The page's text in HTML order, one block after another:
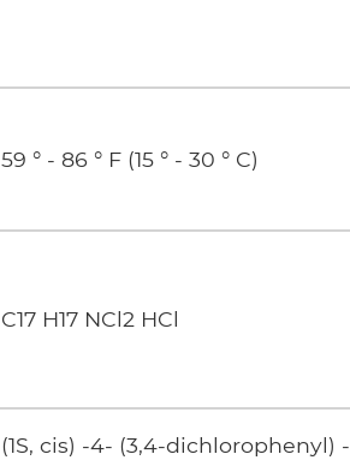
59 ° - 86 ° F (15 ° - 30 ° C)
C17 H17 NCl2 HCl
(1S, cis) -4- (3,4-dichlorophenyl) -